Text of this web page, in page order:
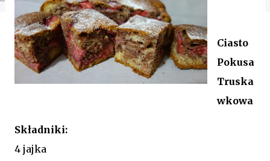
Powered by Translate
Ciasto
Pokusa
Truska
wkowa
Składniki:
4 jajka